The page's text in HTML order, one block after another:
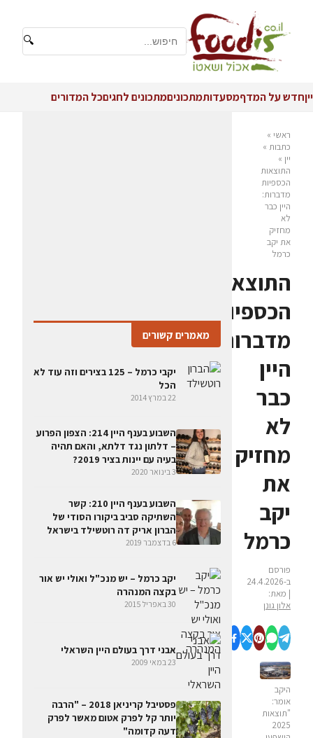
🔍
ייןחדש על המדףמסעדותמתכוניםמתכונים לחגיםכל המדורים
ראשי »
כתבות »
יין »
התוצאות
הכספיות
מדברות:
היין כבר
לא
מחזיק
את יקב
כרמל
התוצאות
הכספיות
מדברות:
היין
כבר
לא
מחזיק
את
יקב
כרמל
פורסם
ב-24.4.2026
| מאת:
אלון גונן
היקב
אומר:
"תוצאות
2025
מאמרים קשורים
יקבי כרמל – 125 בצירים וזה עוד לא
הכל
22 במרץ 2014
השבוע בענף היין 214: הצפון הפרוע
– דלתון נגד דלתא, והאם תהיה
בעיה עם יינות בציר 2019?
3 בינואר 2020
השבוע בענף היין 210: קשר
השתיקה סביב ביקורו הסודי של
הברון אריק דה רוטשילד בישראל
6 בדצמבר 2019
יקב כרמל – יש מנכ"ל ואולי יש אור
בקצה המנהרה
30 באפריל 2015
אבני דרך בעולם היין השראלי
23 במאי 2009
פסטיבל קריניאן 2018 – "הרבה
יותר קל לפרק אטום מאשר לפרק
דעה קדומה"